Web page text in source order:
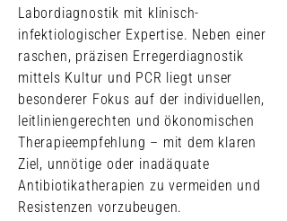
Labordiagnostik mit klinisch-
infektiologischer Expertise. Neben einer
raschen, präzisen Erregerdiagnostik
mittels Kultur und PCR liegt unser
besonderer Fokus auf der individuellen,
leitliniengerechten und ökonomischen
Therapieempfehlung – mit dem klaren
Ziel, unnötige oder inadäquate
Antibiotikatherapien zu vermeiden und
Resistenzen vorzubeugen.